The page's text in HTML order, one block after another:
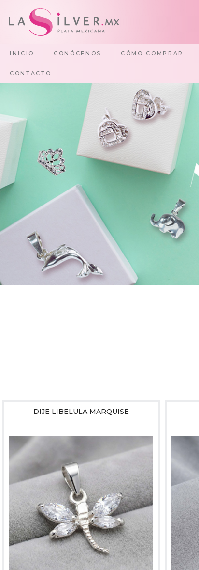
INICIO CONÓCENOS CÓMO COMPRAR
CONTACTO
DIJE LIBELULA MARQUISE